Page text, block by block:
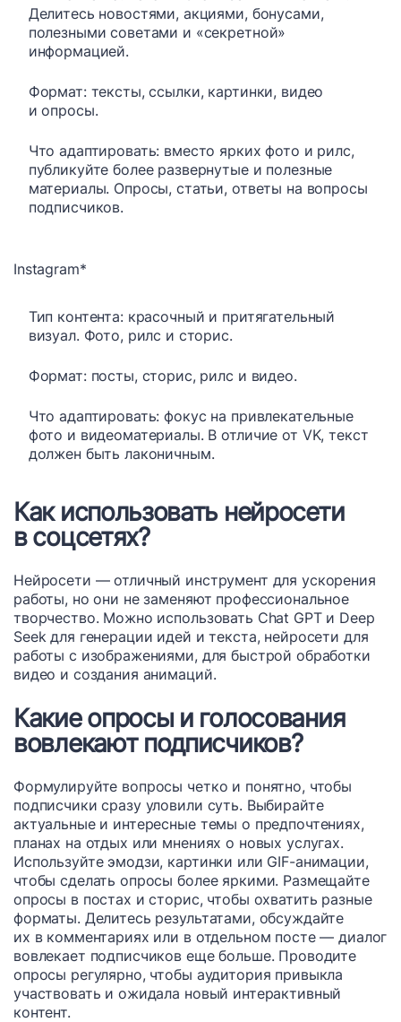
Делитесь новостями, акциями, бонусами,
полезными советами и «секретной»
информацией.
Формат: тексты, ссылки, картинки, видео
и опросы.
Что адаптировать: вместо ярких фото и рилс,
публикуйте более развернутые и полезные
материалы. Опросы, статьи, ответы на вопросы
подписчиков.
Instagram*
Тип контента: красочный и притягательный
визуал. Фото, рилс и сторис.
Формат: посты, сторис, рилс и видео.
Что адаптировать: фокус на привлекательные
фото и видеоматериалы. В отличие от VK, текст
должен быть лаконичным.
Как использовать нейросети
в соцсетях?
Нейросети — отличный инструмент для ускорения
работы, но они не заменяют профессиональное
творчество. Можно использовать Chat GPT и Deep
Seek для генерации идей и текста, нейросети для
работы с изображениями, для быстрой обработки
видео и создания анимаций.
Какие опросы и голосования
вовлекают подписчиков?
Формулируйте вопросы четко и понятно, чтобы
подписчики сразу уловили суть. Выбирайте
актуальные и интересные темы о предпочтениях,
планах на отдых или мнениях о новых услугах.
Используйте эмодзи, картинки или GIF-анимации,
чтобы сделать опросы более яркими. Размещайте
опросы в постах и сторис, чтобы охватить разные
форматы. Делитесь результатами, обсуждайте
их в комментариях или в отдельном посте — диалог
вовлекает подписчиков еще больше. Проводите
опросы регулярно, чтобы аудитория привыкла
участвовать и ожидала новый интерактивный
контент.